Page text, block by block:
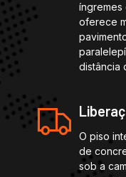
íngremes
oferece
distância
O piso
de
sob a